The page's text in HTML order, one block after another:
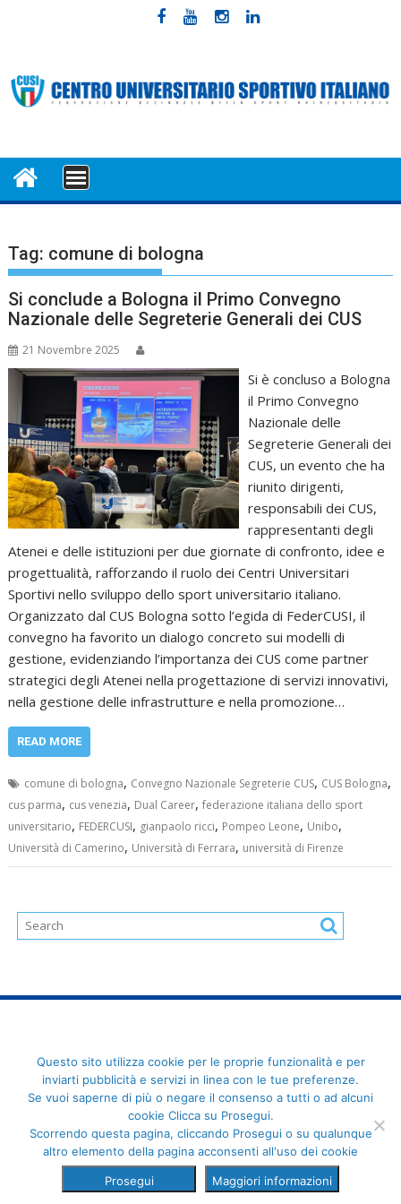
MENU
Tag: comune di bologna
Si conclude a Bologna il Primo Convegno
Nazionale delle Segreterie Generali dei CUS
21 Novembre 2025
Si è concluso a Bologna
il Primo Convegno
Nazionale delle
Segreterie Generali dei
CUS, un evento che ha
riunito dirigenti,
responsabili dei CUS,
rappresentanti degli
Atenei e delle istituzioni per due giornate di confronto, idee e
progettualità, rafforzando il ruolo dei Centri Universitari
Sportivi nello sviluppo dello sport universitario italiano.
Organizzato dal CUS Bologna sotto l’egida di FederCUSI, il
convegno ha favorito un dialogo concreto sui modelli di
gestione, evidenziando l’importanza dei CUS come partner
strategici degli Atenei nella progettazione di servizi innovativi,
nella gestione delle infrastrutture e nella promozione…
READ MORE
comune di bologna, Convegno Nazionale Segreterie CUS, CUS Bologna,
cus parma, cus venezia, Dual Career,federazione italiana dello sport
universitario, FEDERCUSI, gianpaolo ricci, Pompeo Leone, Unibo,
Università di Camerino, Università di Ferrara, università di Firenze
FederCUSI: Federazione Italiana dello Sport Universitario - Via
Angelo Brofferio, 7 - 00195 Roma - C.F. 80109270589
Questo sito utilizza cookie per le proprie funzionalità e per
inviarti pubblicità e servizi in linea con le tue preferenze.
Se vuoi saperne di più o negare il consenso a tutti o ad alcuni
cookie Clicca su Prosegui.
Scorrendo questa pagina, cliccando Prosegui o su qualunque
altro elemento della pagina acconsenti all'uso dei cookie
Prosegui Maggiori informazioni